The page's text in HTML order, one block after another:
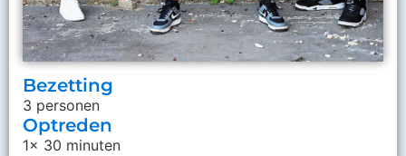
Bezetting
3 personen
Optreden
1x 30 minuten